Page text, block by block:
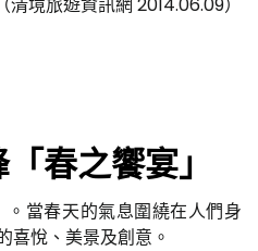
春之饗宴」
當春天的氣息圍繞在人們身
喜悅、美景及創意。